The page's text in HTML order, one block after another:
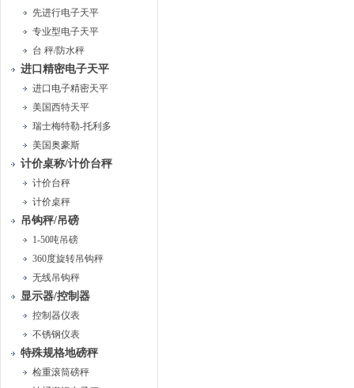
先进行电子天平
专业型电子天平
台 秤/防水秤
进口精密电子天平
进口电子精密天平
美国西特天平
瑞士梅特勒-托利多
美国奥豪斯
计价桌称/计价台秤
计价台秤
计价桌秤
吊钩秤/吊磅
1-50吨吊磅
360度旋转吊钩秤
无线吊钩秤
显示器/控制器
控制器仪表
不锈钢仪表
特殊规格地磅秤
检重滚筒磅秤